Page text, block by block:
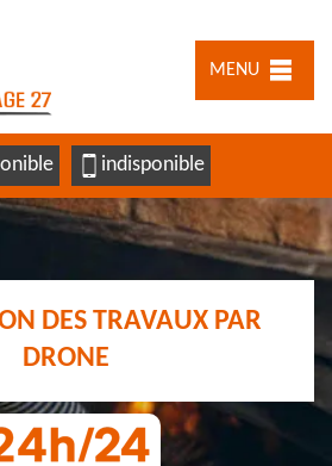
MENU
indisponible
DES TRAVAUX PAR
DRONE